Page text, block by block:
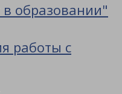
образовании"
работы с